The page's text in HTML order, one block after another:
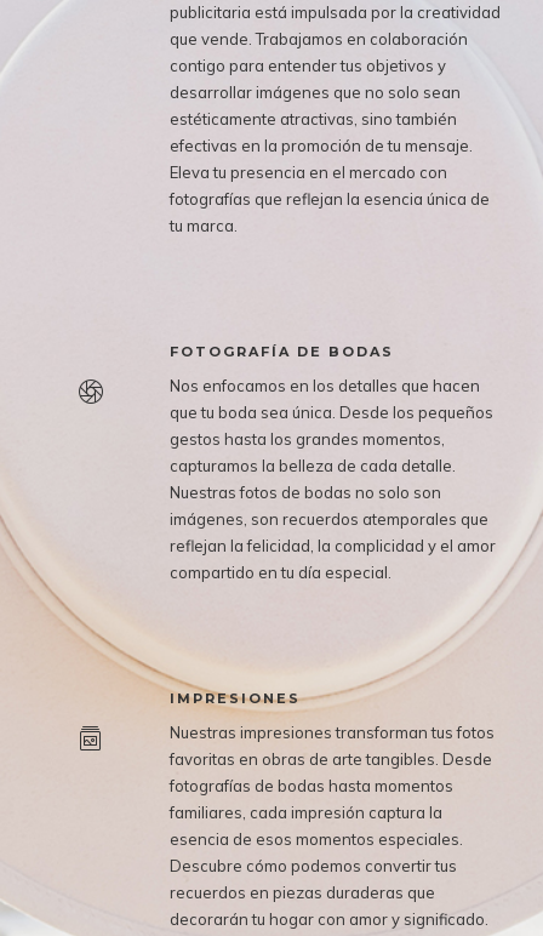
publicitaria está impulsada por la creatividad
que vende. Trabajamos en colaboración
contigo para entender tus objetivos y
desarrollar imágenes que no solo sean
estéticamente atractivas, sino también
efectivas en la promoción de tu mensaje.
Eleva tu presencia en el mercado con
fotografías que reflejan la esencia única de
tu marca.
FOTOGRAFÍA DE BODAS
Nos enfocamos en los detalles que hacen
que tu boda sea única. Desde los pequeños
gestos hasta los grandes momentos,
capturamos la belleza de cada detalle.
Nuestras fotos de bodas no solo son
imágenes, son recuerdos atemporales que
reflejan la felicidad, la complicidad y el amor
compartido en tu día especial.
IMPRESIONES
Nuestras impresiones transforman tus fotos
favoritas en obras de arte tangibles. Desde
fotografías de bodas hasta momentos
familiares, cada impresión captura la
esencia de esos momentos especiales.
Descubre cómo podemos convertir tus
recuerdos en piezas duraderas que
decorarán tu hogar con amor y significado.